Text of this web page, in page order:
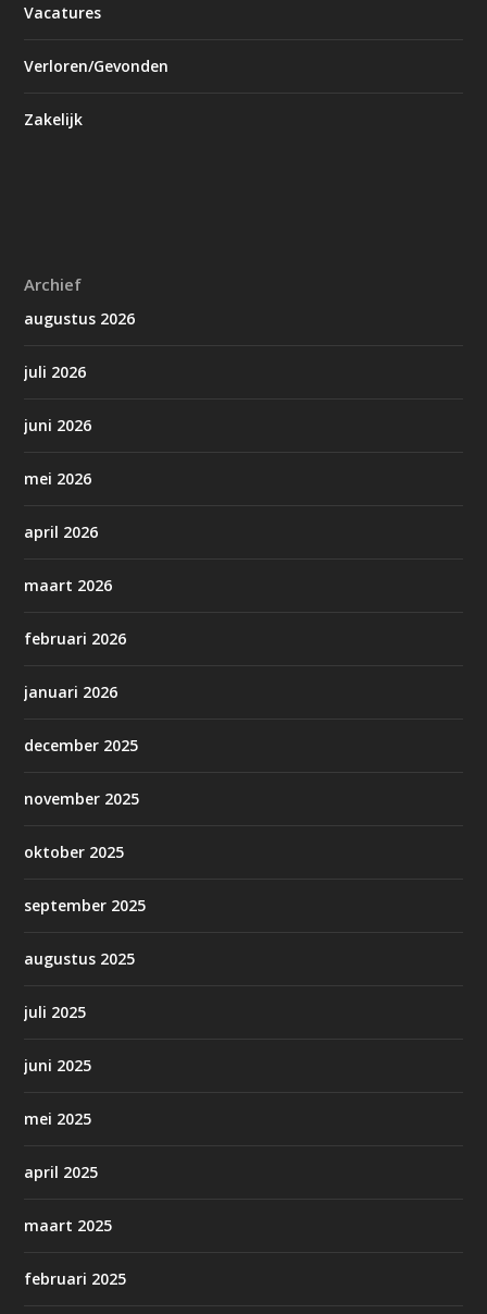
Vacatures
Verloren/Gevonden
Zakelijk
Archief
augustus 2026
juli 2026
juni 2026
mei 2026
april 2026
maart 2026
februari 2026
januari 2026
december 2025
november 2025
oktober 2025
september 2025
augustus 2025
juli 2025
juni 2025
mei 2025
april 2025
maart 2025
februari 2025